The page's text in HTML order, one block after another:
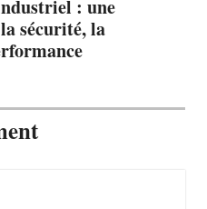
: une
sécurité, la